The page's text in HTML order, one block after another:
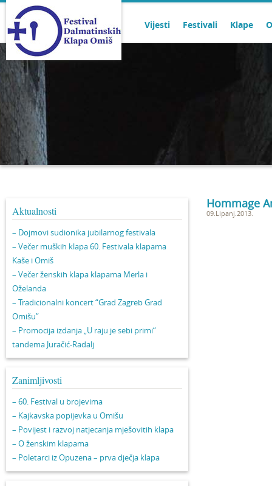
Vijesti Festivali Klape
Aktualnosti
– Dojmovi sudionika jubilarnog festivala
– Večer muških klapa 60. Festivala klapama
Kaše i Omiš
– Večer ženskih klapa klapama Merla i
Oželanda
– Tradicionalni koncert “Grad Zagreb Grad
Omišu”
– Promocija izdanja „U raju je sebi primi“
tandema Juračić-Radalj
Zanimljivosti
– 60. Festival u brojevima
– Kajkavska popijevka u Omišu
– Povijest i razvoj natjecanja mješovitih klapa
– O ženskim klapama
– Poletarci iz Opuzena – prva dječja klapa
Hommage
09.Lipanj.2013.